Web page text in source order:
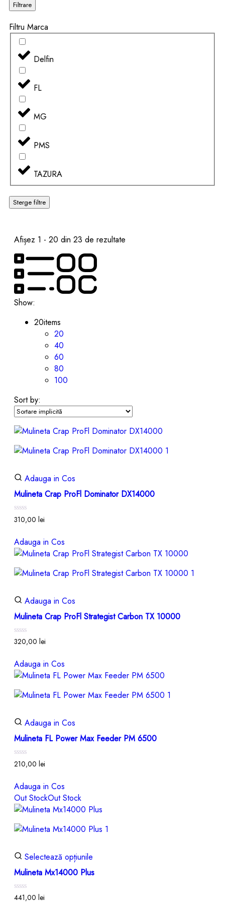
Filtrare
Filtru Marca
Delfin
FL
MG
PMS
TAZURA
Sterge filtre
Afișez 1 - 20 din 23 de rezultate
Show:
20items
20
40
60
80
100
Sort by:
Adauga in Cos
Mulineta Crap ProFl Dominator DX14000
Evaluat
la
din
5
310,00 lei
Adauga in Cos
Adauga in Cos
Mulineta Crap ProFl Strategist Carbon TX 10000
Evaluat
la
din
5
320,00 lei
Adauga in Cos
Adauga in Cos
Mulineta FL Power Max Feeder PM 6500
Evaluat
la
din
5
210,00 lei
Adauga in Cos
Out StockOut Stock
Selectează opțiunile
Mulineta Mx14000 Plus
Evaluat
441,00 lei